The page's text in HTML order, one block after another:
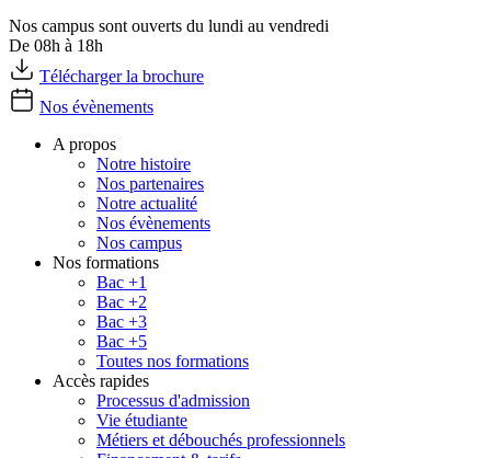
Nos campus sont ouverts du lundi au vendredi
De 08h à 18h
Télécharger la brochure
Nos évènements
A propos
Notre histoire
Nos partenaires
Notre actualité
Nos évènements
Nos campus
Nos formations
Bac +1
Bac +2
Bac +3
Bac +5
Toutes nos formations
Accès rapides
Processus d'admission
Vie étudiante
Métiers et débouchés professionnels